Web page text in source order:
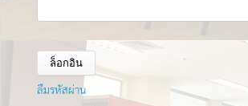
ลืมรหัสผ่าน